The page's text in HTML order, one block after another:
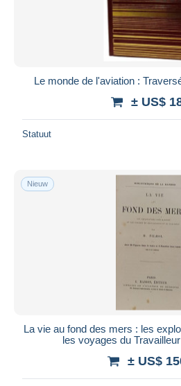
Le monde de l'aviation :
± US$
Statuut
Nieuw
La vie au fond des mers : les
les voyages du
± US$